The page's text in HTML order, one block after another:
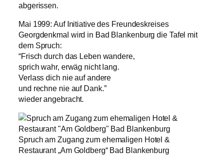
abgerissen.
Mai 1999: Auf Initiative des Freundeskreises
Georgdenkmal wird in Bad Blankenburg die Tafel mit
dem Spruch:
“Frisch durch das Leben wandere,
sprich wahr, erwäg nicht lang.
Verlass dich nie auf andere
und rechne nie auf Dank.”
wieder angebracht.
Spruch am Zugang zum ehemaligen Hotel &
Restaurant „Am Goldberg“ Bad Blankenburg